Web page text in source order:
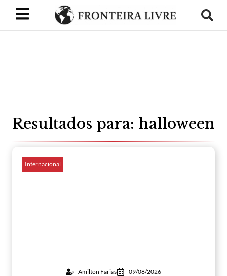
Resultados para: halloween
Internacional
Amilton Farias 09/08/2026